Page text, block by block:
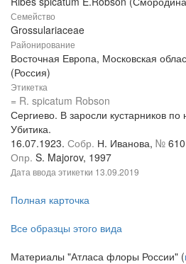
Семейство
Grossulariaceae
Районирование
Восточная Европа, Московская
(Россия)
Этикетка
= R. spicatum Robson
Сергиево. В заросли кустарников по
Убитика.
16.07.1923. Собр. Н. Иванова, № 610
Опр. S. Majorov, 1997
Дата ввода этикетки 13.09.2019
Полная карточка
Все образцы этого вида
Материалы "Атласа флоры России" (